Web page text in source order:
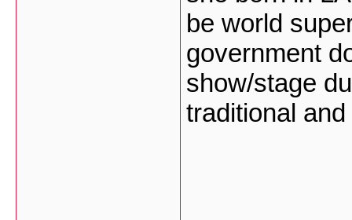
be world
government
show/stage
traditional